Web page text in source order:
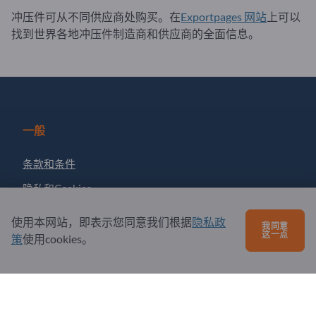
冲压件可从不同供应商处购买。在Exportpages 网站 上可以
找到世界各地冲压件制造商和供应商的全面信息。
一般
条款和条件
隐私和Cookies
使用本网站，即表示您同意我们根据隐私政
策使用cookies。
我同意
这一点